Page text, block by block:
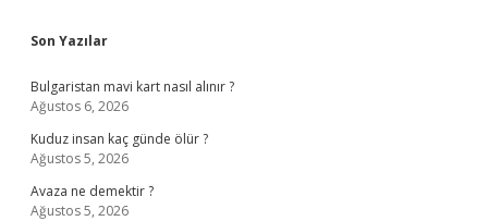
Sidebar
Son Yazılar
Bulgaristan mavi kart nasıl alınır ?
Ağustos 6, 2026
Kuduz insan kaç günde ölür ?
Ağustos 5, 2026
Avaza ne demektir ?
Ağustos 5, 2026